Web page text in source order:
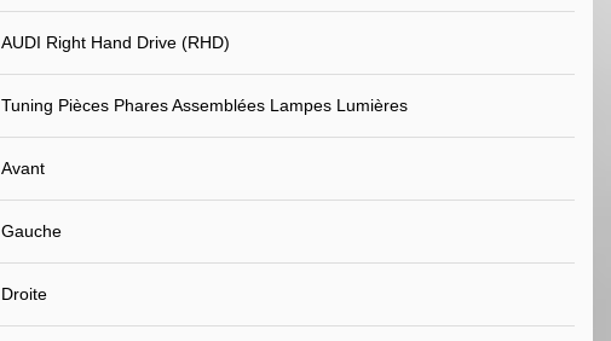
AUDI Right Hand Drive (RHD)
Tuning Pièces Phares Assemblées Lampes Lumières
Avant
Gauche
Droite